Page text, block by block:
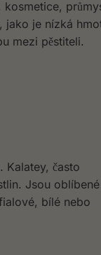
jako je nízká
mezi pěstiteli.
Kalatey, často
Jsou oblíbené
bílé nebo